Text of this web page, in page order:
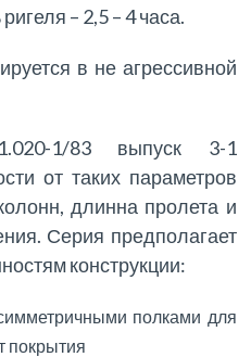
– 2,5 – 4 часа.
в не агрессивной
1/83 выпуск 3-1
от таких параметров
длинна пролета и
Серия предполагает
конструкции:
полками для
покрытия